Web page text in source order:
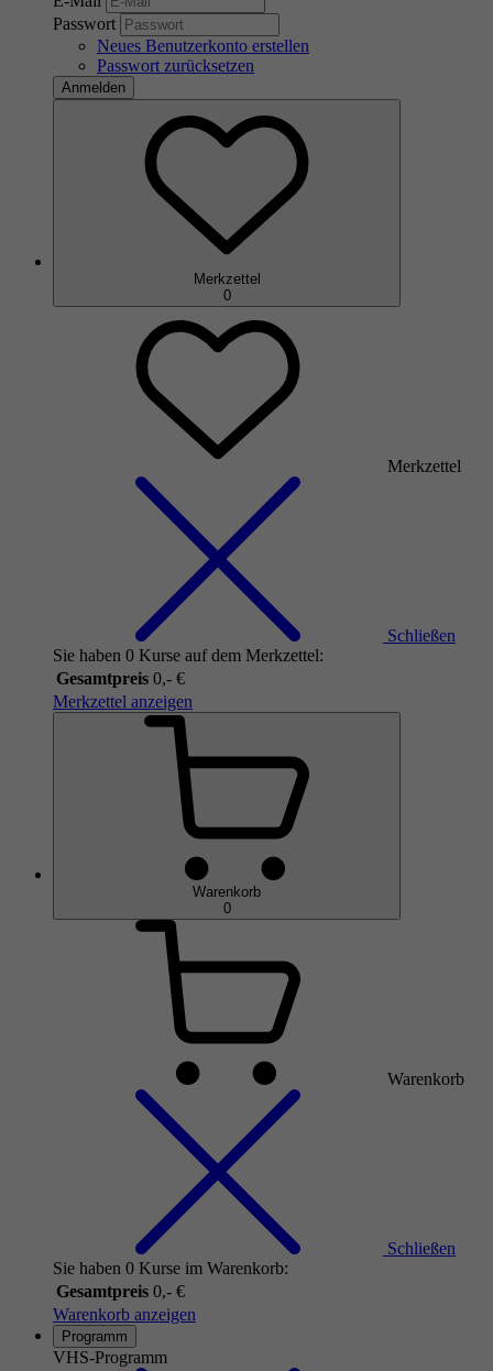
Passwort
Neues Benutzerkonto erstellen
Passwort zurücksetzen
Anmelden
Merkzettel
0
Merkzettel
Schließen
Sie haben 0 Kurse auf dem Merkzettel:
Gesamtpreis 0,- €
Merkzettel anzeigen
Warenkorb
0
Warenkorb
Schließen
Sie haben 0 Kurse im Warenkorb:
Gesamtpreis 0,- €
Warenkorb anzeigen
Programm
VHS-Programm